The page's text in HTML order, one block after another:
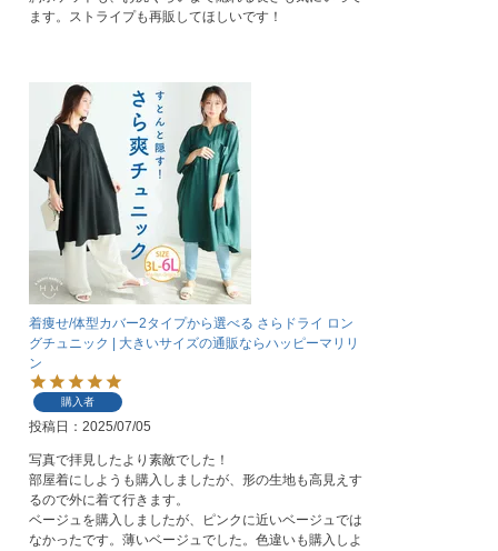
ます。ストライプも再販してほしいです！
着痩せ/体型カバー2タイプから選べる さらドライ ロン
グチュニック | 大きいサイズの通販ならハッピーマリリ
ン
購入者
投稿日 2025/07/05
写真で拝見したより素敵でした！
部屋着にしようも購入しましたが、形の生地も高見えす
るので外に着て行きます。
ベージュを購入しましたが、ピンクに近いベージュでは
なかったです。薄いベージュでした。色違いも購入しよ